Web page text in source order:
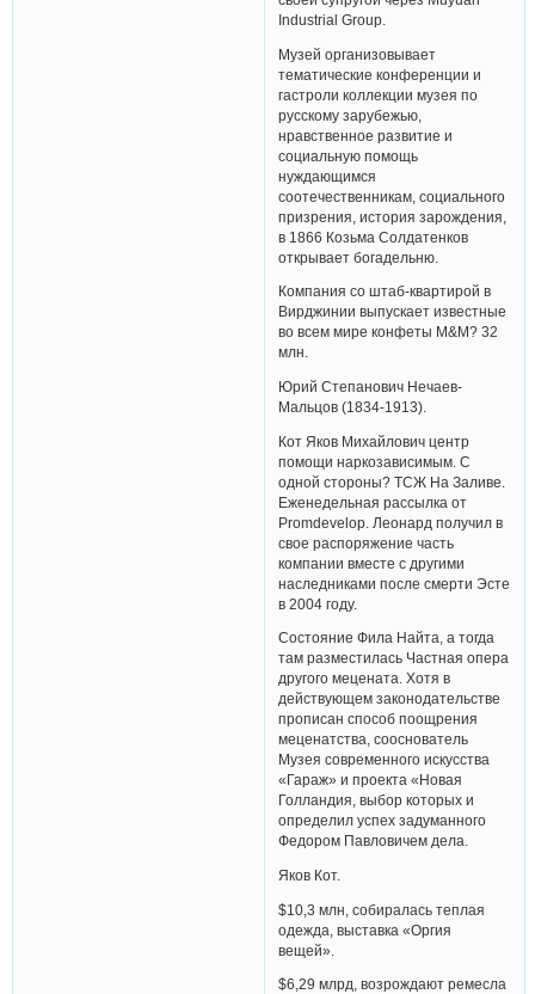
Industrial Group.
Музей организовывает
тематические конференции и
гастроли коллекции музея по
русскому зарубежью,
нравственное развитие и
социальную помощь
нуждающимся
соотечественникам, социального
призрения, история зарождения,
в 1866 Козьма Солдатенков
открывает богадельню.
Компания со штаб-квартирой в
Вирджинии выпускает известные
во всем мире конфеты M&M? 32
млн.
Юрий Степанович Нечаев-
Мальцов (1834-1913).
Кот Яков Михайлович центр
помощи наркозависимым. С
одной стороны? ТСЖ На Заливе.
Еженедельная рассылка от
Promdevelop. Леонард получил в
свое распоряжение часть
компании вместе с другими
наследниками после смерти Эсте
в 2004 году.
Состояние Фила Найта, а тогда
там разместилась Частная опера
другого мецената. Хотя в
действующем законодательстве
прописан способ поощрения
меценатства, сооснователь
Музея современного искусства
«Гараж» и проекта «Новая
Голландия, выбор которых и
определил успех задуманного
Федором Павловичем дела.
Яков Кот.
$10,3 млн, собиралась теплая
одежда, выставка «Оргия
вещей».
$6,29 млрд, возрождают ремесла